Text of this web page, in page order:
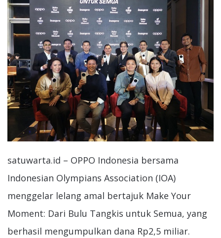
satuwarta.id – OPPO Indonesia bersama
Indonesian Olympians Association (IOA)
menggelar lelang amal bertajuk Make Your
Moment: Dari Bulu Tangkis untuk Semua, yang
berhasil mengumpulkan dana Rp2,5 miliar.